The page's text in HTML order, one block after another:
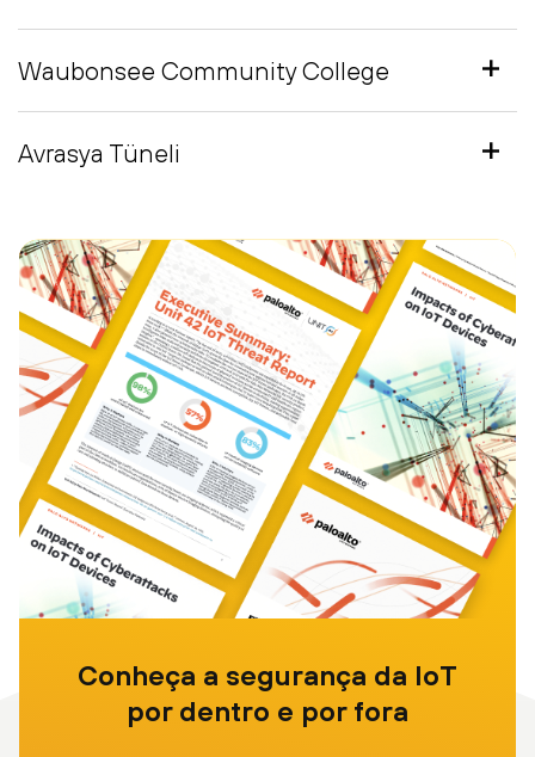
Waubonsee Community College
Avrasya Tüneli
Conheça a segurança da IoT
por dentro e por fora